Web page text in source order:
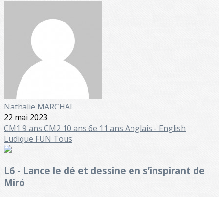
Nathalie MARCHAL
22 mai 2023
CM1 9 ans CM2 10 ans 6e 11 ans Anglais - English
Ludique FUN Tous
L6 - Lance le dé et dessine en s’inspirant de
Miró